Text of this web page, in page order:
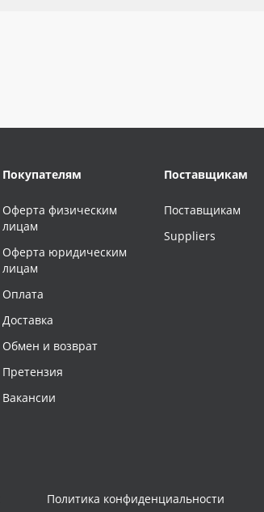
Покупателям
Оферта физическим
лицам
Оферта юридическим
лицам
Оплата
Доставка
Обмен и возврат
Претензия
Вакансии
Поставщикам
Поставщикам
Suppliers
Политика конфиденциальности